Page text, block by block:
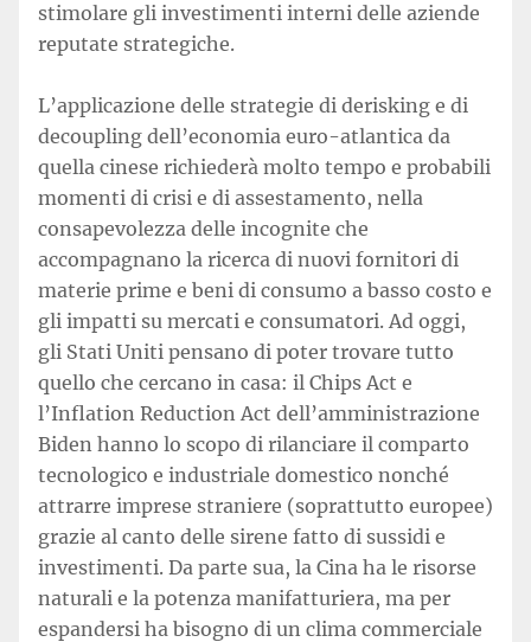
stimolare gli investimenti interni delle aziende
reputate strategiche.
L’applicazione delle strategie di derisking e di
decoupling dell’economia euro-atlantica da
quella cinese richiederà molto tempo e probabili
momenti di crisi e di assestamento, nella
consapevolezza delle incognite che
accompagnano la ricerca di nuovi fornitori di
materie prime e beni di consumo a basso costo e
gli impatti su mercati e consumatori. Ad oggi,
gli Stati Uniti pensano di poter trovare tutto
quello che cercano in casa: il Chips Act e
l’Inflation Reduction Act dell’amministrazione
Biden hanno lo scopo di rilanciare il comparto
tecnologico e industriale domestico nonché
attrarre imprese straniere (soprattutto europee)
grazie al canto delle sirene fatto di sussidi e
investimenti. Da parte sua, la Cina ha le risorse
naturali e la potenza manifatturiera, ma per
espandersi ha bisogno di un clima commerciale